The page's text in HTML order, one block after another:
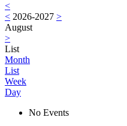
<
< 2026-2027 >
August
>
List
Month
List
Week
Day
No Events